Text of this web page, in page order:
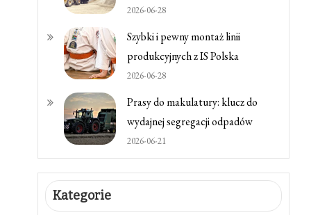
2026-06-28
Szybki i pewny montaż linii
produkcyjnych z IS Polska
2026-06-28
Prasy do makulatury: klucz do
wydajnej segregacji odpadów
2026-06-21
Kategorie